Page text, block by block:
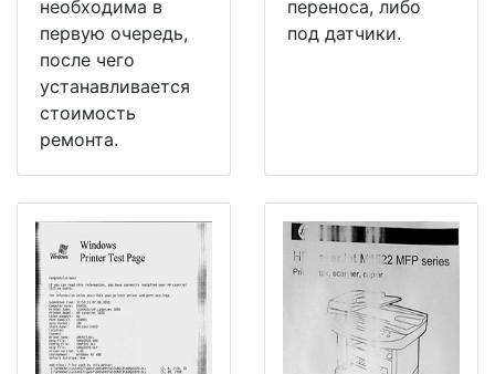
необходима в
первую очередь,
после чего
устанавливается
стоимость
ремонта.
переноса, либо
под датчики.